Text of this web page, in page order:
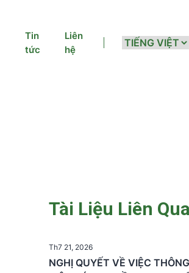
Tin
tức
Liên
hệ
Tài Liệu Liên
Th7 21, 2026
NGHỊ QUYẾT VỀ VIỆC